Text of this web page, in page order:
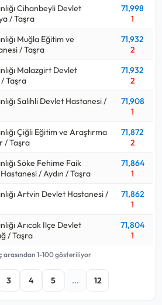
Cihanbeyli Devlet
/ Taşra
71,998
1
Muğla Eğitim ve
/ Taşra
71,932
2
Malazgirt Devlet
Taşra
71,932
2
Salihli Devlet Hastanesi /
71,908
1
Çiğli Eğitim ve Araştırma
/ Taşra
71,872
2
Söke Fehime Faik
/ Aydın / Taşra
71,864
1
Artvin Devlet Hastanesi /
71,862
1
Arıcak Ilçe Devlet
/ Taşra
71,804
1
arasından 1-100 gösteriliyor
3 4 5 ... 12